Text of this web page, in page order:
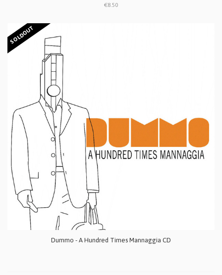
€8.50
SOLDOUT
Dummo - A Hundred Times Mannaggia CD